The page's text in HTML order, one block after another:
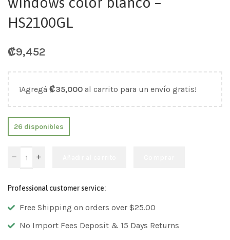
HS2100GL
₡9,452
¡Agregá ₡35,000 al carrito para un envío gratis!
26 disponibles
Professional customer service:
Free Shipping on orders over $25.00
No Import Fees Deposit & 15 Days Returns